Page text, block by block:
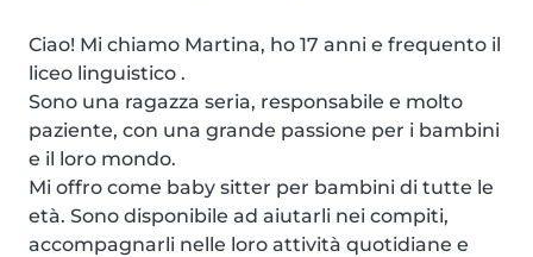
Ciao! Mi chiamo Martina, ho 17 anni e frequento il
liceo linguistico .
Sono una ragazza seria, responsabile e molto
paziente, con una grande passione per i bambini
e il loro mondo.
Mi offro come baby sitter per bambini di tutte le
età. Sono disponibile ad aiutarli nei compiti,
accompagnarli nelle loro attività quotidiane e